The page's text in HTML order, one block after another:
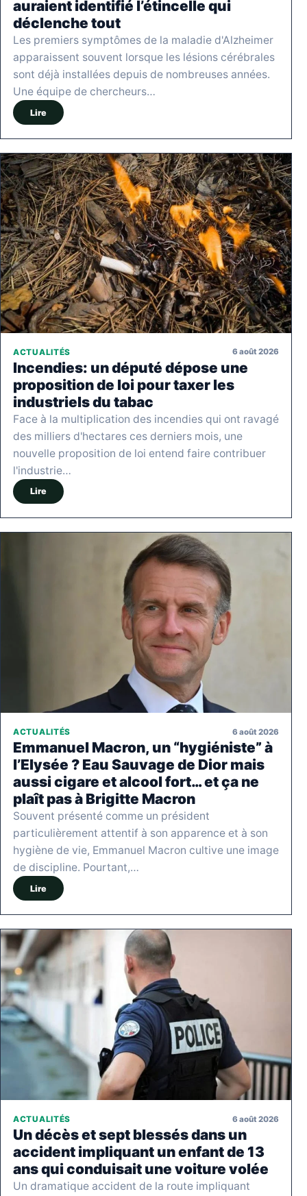
auraient identifié l’étincelle qui
déclenche tout
Les premiers symptômes de la maladie d'Alzheimer
apparaissent souvent lorsque les lésions cérébrales
sont déjà installées depuis de nombreuses années.
Une équipe de chercheurs…
Lire
ACTUALITÉS 6 août 2026
Incendies: un député dépose une
proposition de loi pour taxer les
industriels du tabac
Face à la multiplication des incendies qui ont ravagé
des milliers d'hectares ces derniers mois, une
nouvelle proposition de loi entend faire contribuer
l'industrie…
Lire
ACTUALITÉS 6 août 2026
Emmanuel Macron, un “hygiéniste” à
l’Elysée ? Eau Sauvage de Dior mais
aussi cigare et alcool fort… et ça ne
plaît pas à Brigitte Macron
Souvent présenté comme un président
particulièrement attentif à son apparence et à son
hygiène de vie, Emmanuel Macron cultive une image
de discipline. Pourtant,…
Lire
ACTUALITÉS 6 août 2026
Un décès et sept blessés dans un
accident impliquant un enfant de 13
ans qui conduisait une voiture volée
Un dramatique accident de la route impliquant